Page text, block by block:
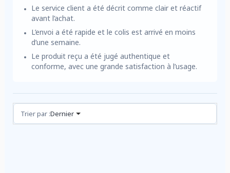
Le service client a été décrit comme clair et réactif
avant l’achat.
L’envoi a été rapide et le colis est arrivé en moins
d’une semaine.
Le produit reçu a été jugé authentique et
conforme, avec une grande satisfaction à l’usage.
Avis (1)
Trier par :Dernier